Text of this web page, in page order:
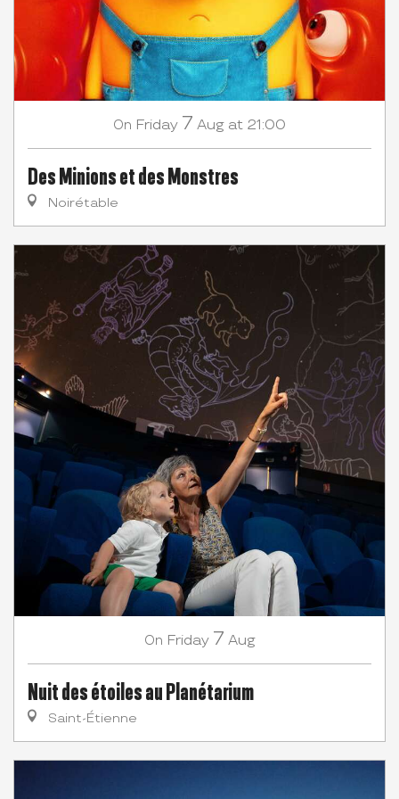
On Friday 7 Aug at 21:00
Des Minions et des Monstres
Noirétable
On Friday 7 Aug
Nuit des étoiles au Planétarium
Saint-Étienne